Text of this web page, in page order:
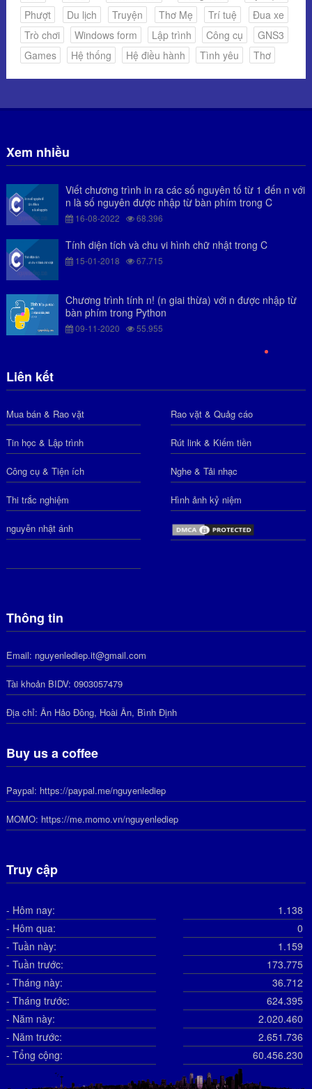
Phượt
Du lịch Truyện Thơ Mẹ Trí tuệ
Đua xe
Trò chơi
Windows form Lập trình Công cụ
GNS3
Games
Hệ thống Hệ điều hành Tình yêu Thơ
Xem nhiều
Viết chương trình in ra các số nguyên tố từ 1 đến n với
n là số nguyên được nhập từ bàn phím trong C
16-08-2022 68.396
Tính diện tích và chu vi hình chữ nhật trong C
15-01-2018 67.715
Chương trình tính n! (n giai thừa) với n được nhập từ
bàn phím trong Python
09-11-2020 55.955
Liên kết
Mua bán & Rao vặt Rao vặt & Quảg cáo
Tin học & Lập trình Rút link & Kiếm tiền
Công cụ & Tiện ích Nghe & Tải nhạc
Thi trắc nghiệm Hình ảnh kỷ niệm
nguyễn nhật ánh
Thông tin
Email: nguyenlediep.it@gmail.com
Tài khoản BIDV: 0903057479
Địa chỉ: Ân Hảo Đông, Hoài Ân, Bình Định
Buy us a coffee
Paypal: https://paypal.me/nguyenlediep
MOMO: https://me.momo.vn/nguyenlediep
Truy cập
- Hôm nay:
1.138
- Hôm qua:
0
- Tuần này:
1.159
- Tuần trước:
173.775
- Tháng này:
36.712
- Tháng trước:
624.395
- Năm này:
2.020.460
- Năm trước:
2.651.736
- Tổng cộng:
60.456.230